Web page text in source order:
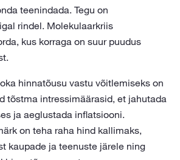
teenindada. Tegu on
rindel. Molekulaarkriis
kus korraga on suur puudus
hinnatõusu vastu võitlemiseks on
tõstma intressimäärasid, et jahutada
ja aeglustada inflatsiooni.
on teha raha hind kallimaks,
kaupade ja teenuste järele ning